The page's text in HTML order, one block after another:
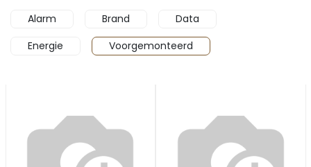
Alarm
Brand
Data
Energie
Voorgemonteerd